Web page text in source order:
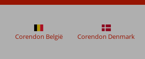
niet
weergegeven
om
Corendon België Corendon Denmark